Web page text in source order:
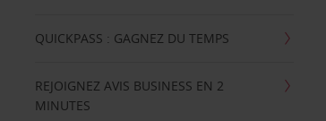
QUICKPASS : GAGNEZ DU TEMPS
REJOIGNEZ AVIS BUSINESS EN 2
MINUTES